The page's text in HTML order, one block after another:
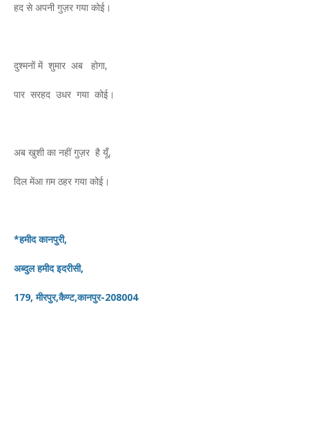
हद से अपनी गुज़र गया कोई।
दुश्मनों में शुमार अब होगा,
पार सरहद उधर गया‌ कोई।
अब खुशी का नहीं गुज़र है यूँ,
दिल मेंआ ग़म ठहर गया कोई।
*हमीद कानपुरी,
अब्दुल हमीद इदरीसी,
179, मीरपुर,कैण्ट,कानपुर-208004